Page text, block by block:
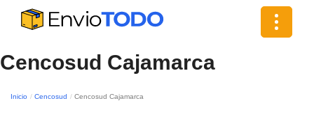
Toggle
Cencosud Cajamarca
Inicio Cencosud Cencosud Cajamarca